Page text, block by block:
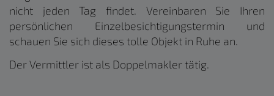
nicht jeden Tag findet. Vereinbaren Sie Ihren
persönlichen Einzelbesichtigungstermin und
schauen Sie sich dieses tolle Objekt in Ruhe an.
Der Vermittler ist als Doppelmakler tätig.